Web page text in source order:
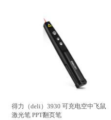
得力（deli）3930 可充电空中飞鼠
激光笔 PPT翻页笔